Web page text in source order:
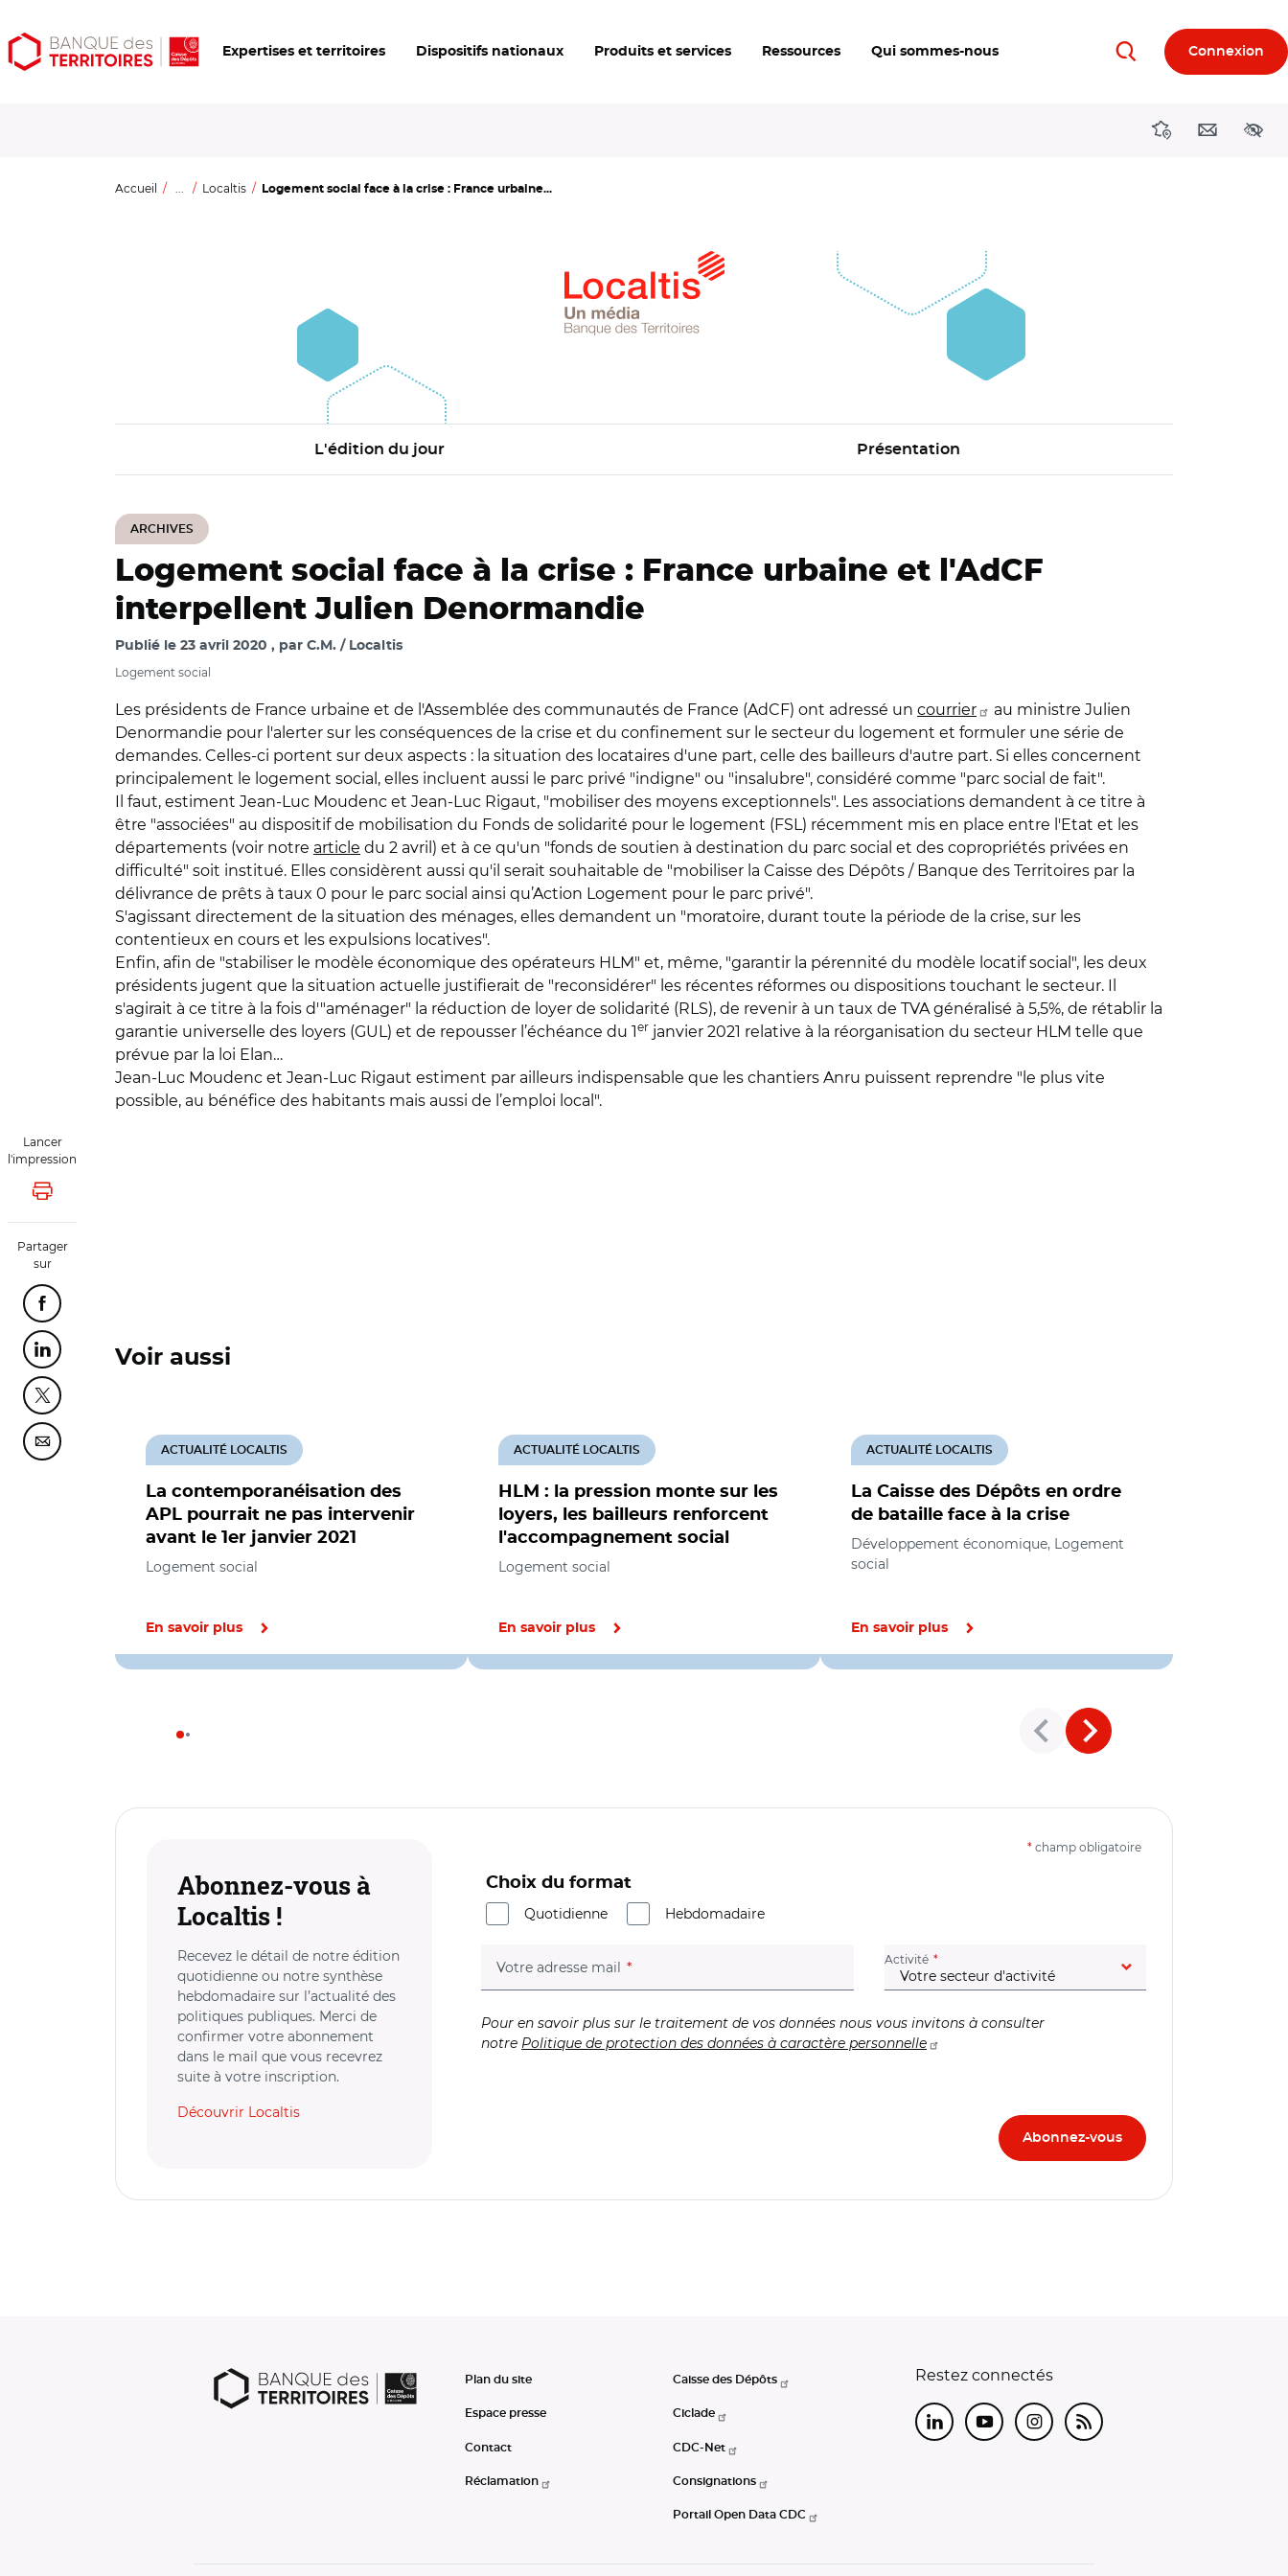
Aller
au
Aller
au
Ouvrir
les
Expertises et territoires Dispositifs nationaux Produits et services Ressources Qui sommes-nous RechercherConnexion
DirectionsContact
Accueil ... Localtis Logement social face à la crise : France urbaine...
L'édition du jour Présentation
ARCHIVES
Lancer
l'impression
Lancer l'impression
Partager
sur
Partager cette page sur Facebook
Partager cette page sur Linkedin
Partager cette page sur Twitter
Partager cette page sur Courriel
Logement social face à la crise : France urbaine et l'AdCF
interpellent Julien Denormandie
Publié le 23 avril 2020 par C.M. / Localtis
Logement social
Les présidents de France urbaine et de l'Assemblée des communautés de France (AdCF) ont adressé un courrier
au ministre Julien
Denormandie pour l'alerter sur les conséquences de la crise et du confinement sur le secteur du logement et formuler une série de
demandes. Celles-ci portent sur deux aspects : la situation des locataires d'une part, celle des bailleurs d'autre part. Si elles concernent
principalement le logement social, elles incluent aussi le parc privé "indigne" ou "insalubre", considéré comme "parc social de fait".
Il faut, estiment Jean-Luc Moudenc et Jean-Luc Rigaut, "mobiliser des moyens exceptionnels". Les associations demandent à ce titre à
être "associées" au dispositif de mobilisation du Fonds de solidarité pour le logement (FSL) récemment mis en place entre l'Etat et les
départements (voir notre article du 2 avril) et à ce qu'un "fonds de soutien à destination du parc social et des copropriétés privées en
difficulté" soit institué. Elles considèrent aussi qu'il serait souhaitable de "mobiliser la Caisse des Dépôts / Banque des Territoires par la
délivrance de prêts à taux 0 pour le parc social ainsi qu’Action Logement pour le parc privé".
S'agissant directement de la situation des ménages, elles demandent un "moratoire, durant toute la période de la crise, sur les
contentieux en cours et les expulsions locatives".
Enfin, afin de "stabiliser le modèle économique des opérateurs HLM" et, même, "garantir la pérennité du modèle locatif social", les deux
présidents jugent que la situation actuelle justifierait de "reconsidérer" les récentes réformes ou dispositions touchant le secteur. Il
s'agirait à ce titre à la fois d'"aménager" la réduction de loyer de solidarité (RLS), de revenir à un taux de TVA généralisé à 5,5%, de rétablir la
garantie universelle des loyers (GUL) et de repousser l’échéance du 1er janvier 2021 relative à la réorganisation du secteur HLM telle que
prévue par la loi Elan…
Jean-Luc Moudenc et Jean-Luc Rigaut estiment par ailleurs indispensable que les chantiers Anru puissent reprendre "le plus vite
possible, au bénéfice des habitants mais aussi de l’emploi local".
Voir aussi
La contemporanéisation des
APL pourrait ne pas intervenir
avant le 1er janvier 2021
ACTUALITÉ LOCALTIS
Logement social
En savoir plus
HLM : la pression monte sur les
loyers, les bailleurs renforcent
l'accompagnement social
ACTUALITÉ LOCALTIS
Logement social
En savoir plus
La Caisse des Dépôts en ordre
de bataille face à la crise
ACTUALITÉ LOCALTIS
Développement économique, Logement
social
En savoir plus
Abonnez-vous à
Localtis !
Recevez le détail de notre édition
quotidienne ou notre synthèse
hebdomadaire sur l’actualité des
politiques publiques. Merci de
confirmer votre abonnement
dans le mail que vous recevrez
suite à votre inscription.
Découvrir Localtis
* champ obligatoire
Choix du format
Quotidienne
Hebdomadaire
Votre adresse mail (champ obligatoire) Activité (champ obligatoire)
Pour en savoir plus sur le traitement de vos données nous vous invitons à consulter
notre Politique de protection des données à caractère personnelle
Plan du site
Espace presse
Contact
Réclamation
Caisse des Dépôts
Ciclade
CDC-Net
Consignations
Portail Open Data CDC
Restez connectés
LinkedInYoutubeInstagram
RSS